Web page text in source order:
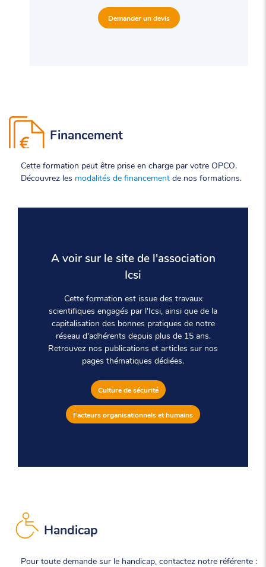
Demander un devis
Financement
Cette formation peut être prise en charge par votre OPCO.
Découvrez les modalités de financement de nos formations.
A voir sur le site de l'association
Icsi
Cette formation est issue des travaux
scientifiques engagés par l'Icsi, ainsi que de la
capitalisation des bonnes pratiques de notre
réseau d'adhérents depuis plus de 15 ans.
Retrouvez nos publications et articles sur nos
pages thématiques dédiées.
Culture de sécurité
Facteurs organisationnels et humains
Handicap
Pour toute demande sur le handicap, contactez notre référente :